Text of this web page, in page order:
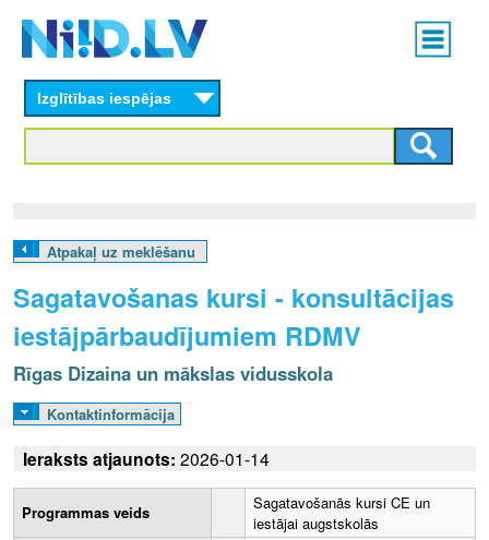
content
Main
menu
L
V
Izglītības iespējas
Atpakaļ uz meklēšanu
Sagatavošanas kursi - konsultācijas
iestājpārbaudījumiem RDMV
Rīgas Dizaina un mākslas vidusskola
Kontaktinformācija
Ieraksts atjaunots: 2026-01-14
Programmas veids
Sagatavošanās kursi CE un
iestājai augstskolās